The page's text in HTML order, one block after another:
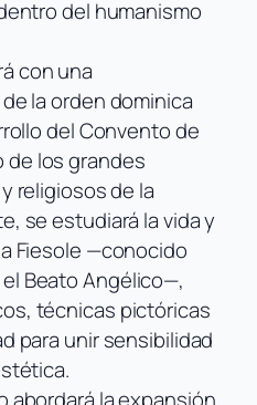
del humanismo
con una
la orden dominica
del Convento de
de los grandes
religiosos de la
se estudiará la vida y
Fiesole —conocido
Beato Angélico—,
técnicas pictóricas
para unir sensibilidad